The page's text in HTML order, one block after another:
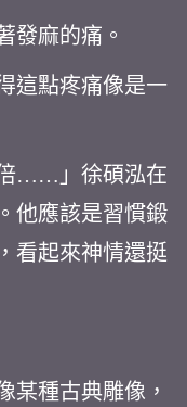
發麻的痛。
這點疼痛像是一
倍……」徐碩泓在
他應該是習慣鍛
看起來神情還挺
某種古典雕像，